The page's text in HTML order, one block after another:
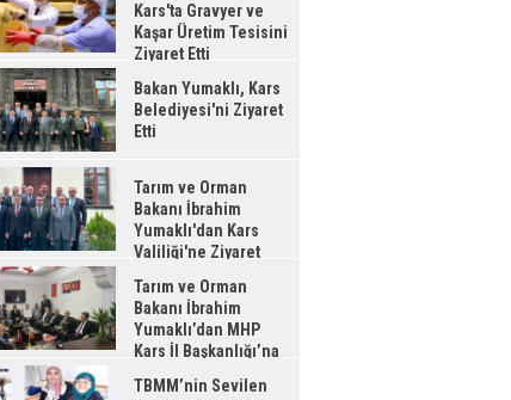
Kars'ta Gravyer ve
Kaşar Üretim Tesisini
Ziyaret Etti
Bakan Yumaklı, Kars
Belediyesi'ni Ziyaret
Etti
Tarım ve Orman
Bakanı İbrahim
Yumaklı'dan Kars
Valiliği'ne Ziyaret
Tarım ve Orman
Bakanı İbrahim
Yumaklı’dan MHP
Kars İl Başkanlığı’na
TBMM’nin Sevilen